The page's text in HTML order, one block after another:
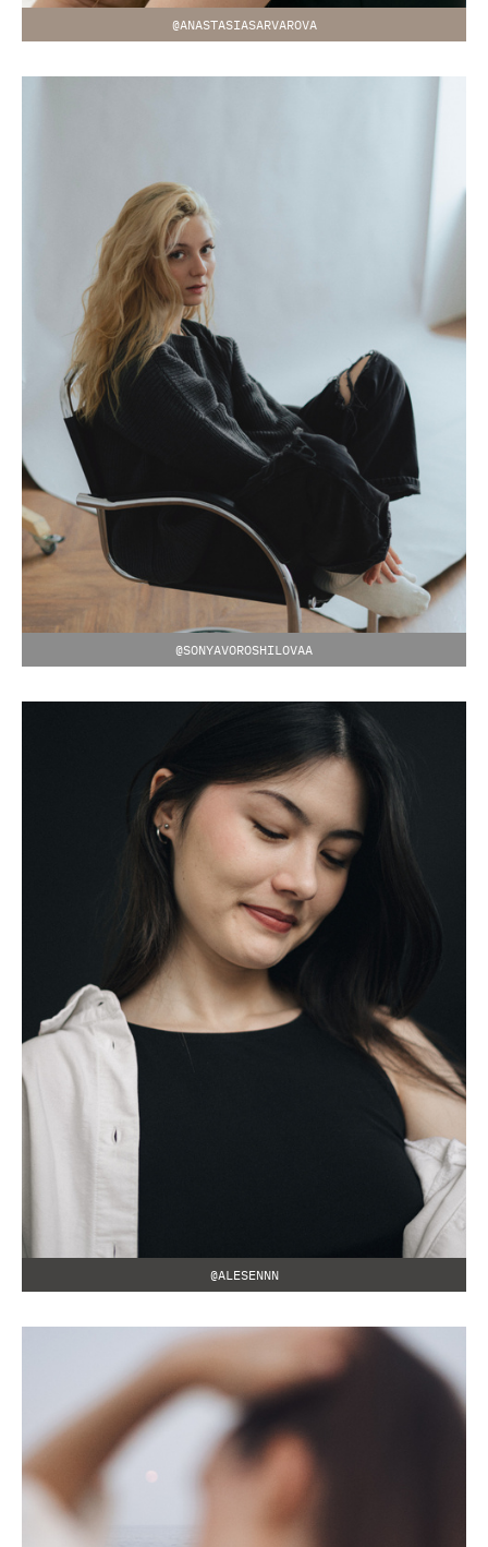
@ANASTASIASARVAROVA
@SONYAVOROSHILOVAA
@ALESENNN